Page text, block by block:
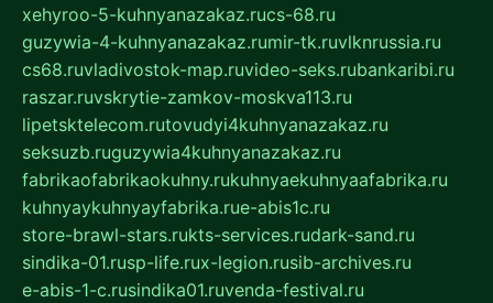
xehyroo-5-kuhnyanazakaz.rucs-68.ru
guzywia-4-kuhnyanazakaz.rumir-tk.ruvlknrussia.ru
cs68.ruvladivostok-map.ruvideo-seks.rubankaribi.ru
raszar.ruvskrytie-zamkov-moskva113.ru
lipetsktelecom.rutovudyi4kuhnyanazakaz.ru
seksuzb.ruguzywia4kuhnyanazakaz.ru
fabrikaofabrikaokuhny.rukuhnyaekuhnyaafabrika.ru
kuhnyaykuhnyayfabrika.rue-abis1c.ru
store-brawl-stars.rukts-services.rudark-sand.ru
sindika-01.rusp-life.rux-legion.rusib-archives.ru
e-abis-1-c.rusindika01.ruvenda-festival.ru